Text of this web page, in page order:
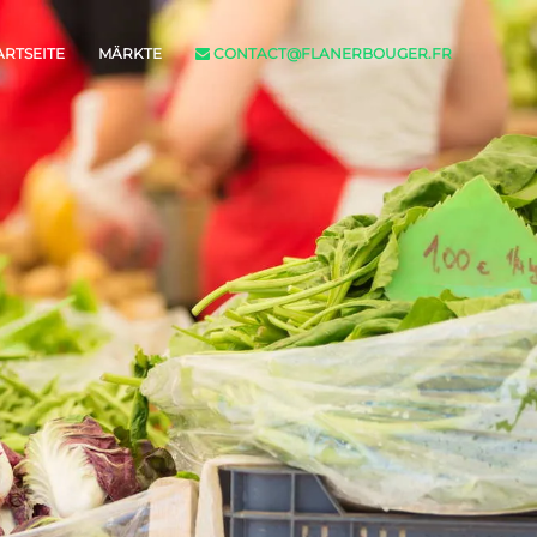
MÄRKTE CONTACT@FLANERBOUGER.FR